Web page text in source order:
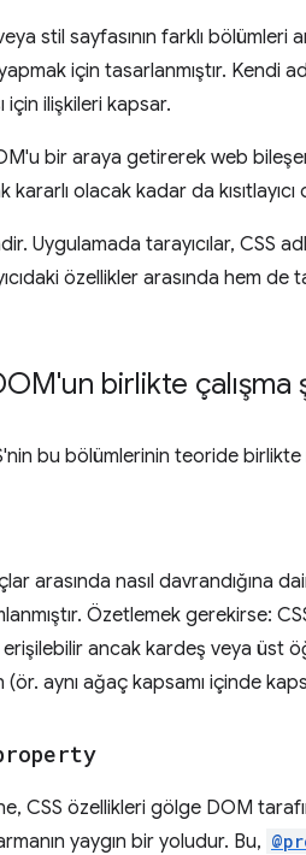
stil sayfasının farklı bölümleri
için tasarlanmıştır. Kendi
için ilişkileri kapsar.
bir araya getirerek web
olacak kadar da kısıtlayıcı
Uygulamada tarayıcılar, CSS
özellikler arasında hem
birlikte çalışma
bu bölümlerinin teoride birlikte
arasında nasıl davrandığına
Özetlemek gerekirse:
ancak kardeş veya üst
aynı ağaç kapsamı içinde
CSS özellikleri gölge DOM
yaygın bir yoludur. Bu,